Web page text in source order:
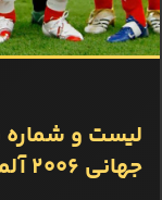
لیست و شماره
جهانی ۲۰۰۶ آلمان